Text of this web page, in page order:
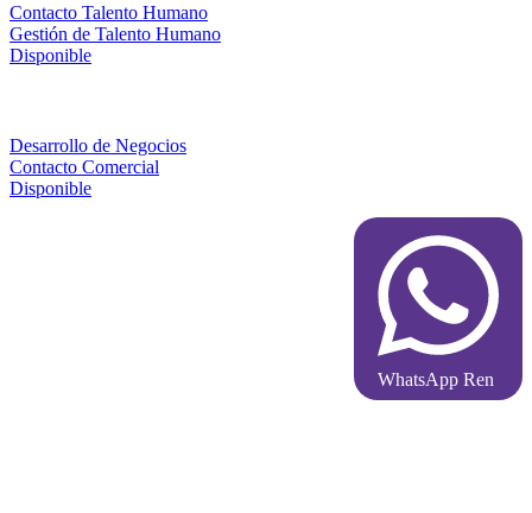
Contacto Talento Humano
Gestión de Talento Humano
Disponible
Desarrollo de Negocios
Contacto Comercial
Disponible
WhatsApp Ren